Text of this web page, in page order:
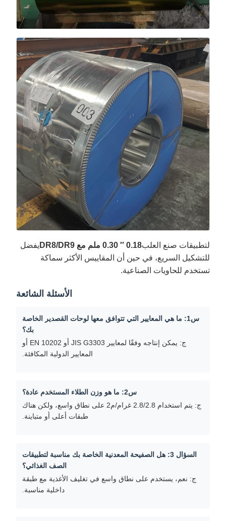
لتطبيقات صنع العلب0.18 ′′ 0.30 ملم مع DR8/DR9
يفضل
للتشكيل السريع، في حين أن المقاييس الأكثر سماكة
تستخدم للحاويات الصناعية.
الأسئلة الشائعة
س1: ما هي المعايير التي تتوافق معها لوحات القصدير الخاصة
ج: يمكن إنتاجه وفقًا لمعايير JIS G3303 أو EN 10202 أو
المعايير الدولية المكافئة.
ج: يتم استخدام 2.8/2.8 غرام/م2 على نطاق واسع، ولكن هناك
طبقات أعلى أو متباينة.
السؤال 3: هل الصفيحة المعدنية الخاصة بك مناسبة لتطبيقات
الصف الغذائي؟
ج: نعم، يستخدم على نطاق واسع في تغليف الأغذية مع طبقة
داخلية مناسبة.